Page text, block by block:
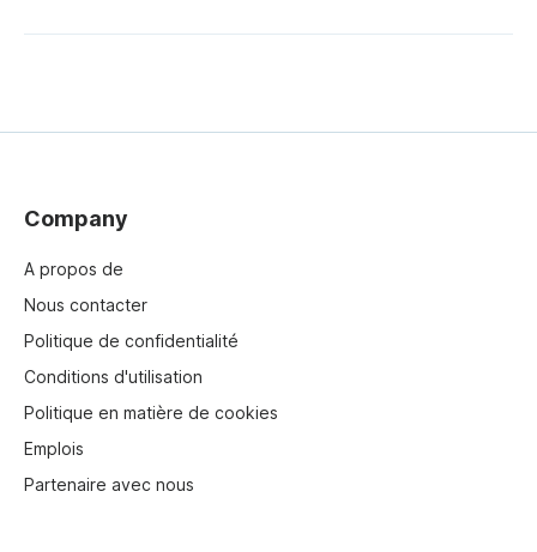
Company
A propos de
Nous contacter
Politique de confidentialité
Conditions d'utilisation
Politique en matière de cookies
Emplois
Partenaire avec nous